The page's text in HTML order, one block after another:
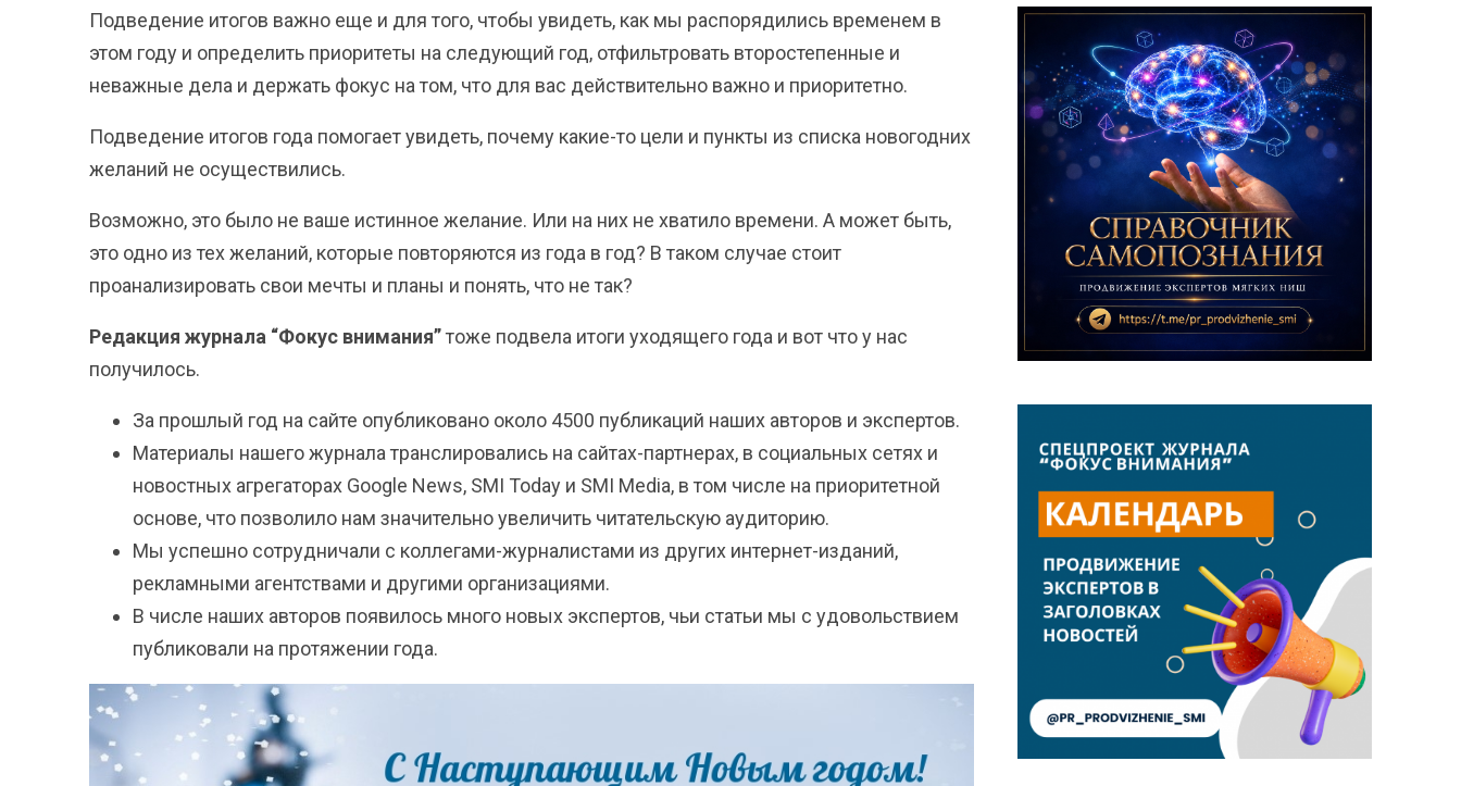
Подведение итогов важно еще и для того, чтобы увидеть, как мы распорядились временем в
этом году и определить приоритеты на следующий год, отфильтровать второстепенные и
неважные дела и держать фокус на том, что для вас действительно важно и приоритетно.
Подведение итогов года помогает увидеть, почему какие-то цели и пункты из списка новогодних
желаний не осуществились.
Возможно, это было не ваше истинное желание. Или на них не хватило времени. А может быть,
это одно из тех желаний, которые повторяются из года в год? В таком случае стоит
проанализировать свои мечты и планы и понять, что не так?
Редакция журнала “Фокус внимания”тоже подвела итоги уходящего года и вот что у нас
получилось.
За прошлый год на сайте опубликовано около 4500 публикаций наших авторов и экспертов.
Материалы нашего журнала транслировались на сайтах-партнерах, в социальных сетях и
новостных агрегаторах Google News, SMI Today и SMI Media, в том числе на приоритетной
основе, что позволило нам значительно увеличить читательскую аудиторию.
Мы успешно сотрудничали с коллегами-журналистами из других интернет-изданий,
рекламными агентствами и другими организациями.
В числе наших авторов появилось много новых экспертов, чьи статьи мы с удовольствием
публиковали на протяжении года.